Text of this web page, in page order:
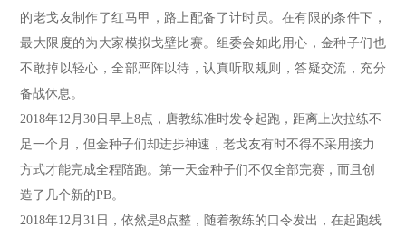
的老戈友制作了红马甲，路上配备了计时员。在有限的条件下，
最大限度的为大家模拟戈壁比赛。组委会如此用心，金种子们也
不敢掉以轻心，全部严阵以待，认真听取规则，答疑交流，充分
备战休息。
2018年12月30日早上8点，唐教练准时发令起跑，距离上次拉练不
足一个月，但金种子们却进步神速，老戈友有时不得不采用接力
方式才能完成全程陪跑。第一天金种子们不仅全部完赛，而且创
造了几个新的PB。
2018年12月31日，依然是8点整，随着教练的口令发出，在起跑线